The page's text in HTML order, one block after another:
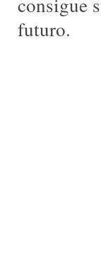
futuro.